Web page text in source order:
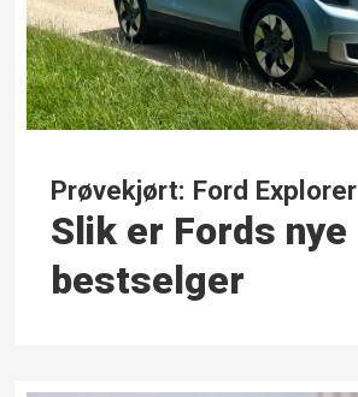
Prøvekjørt: Ford Explorer
Slik er Fords nye
bestselger